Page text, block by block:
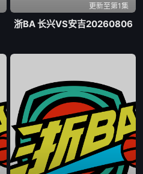
更新至第1集
浙BA 长兴VS安吉20260806